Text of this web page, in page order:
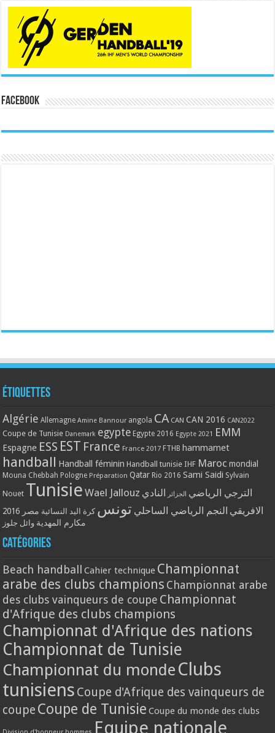
Facebook
Étiquettes
Algérie Allemagne Amine Bannour angola CA CAN CAN 2016 CAN2022
Coupe de Tunisie Danemark egypte Egypte 2016 Egypte 2021 EMM
Espagne ESS EST France France 2017 FTHB hammamet
handball Handball féminin Handball tunisie IHF Maroc mondial
Mouna Chebbah Pologne Préparation Qatar Rio 2016 Sami Saidi Sylvain
Nouet Tunisie Wael Jallouz الترجي الرياضي الجزائر النادي
الافريقي النجم الرياضي الساحلي تونس كرة اليد النسائية مصر 2016
مكارم المهدية وائل جلوز
Catégories
Beach handball Cahier technique Championnat
arabe des clubs champions Championnat arabe
des clubs vainqueurs de coupe Championnat
d'Afrique des clubs champions
Championnat d'Afrique des nations
Championnat de Tunisie
Championnat du monde Clubs
tunisiens Coupe d'Afrique des vainqueurs de
coupe Coupe de Tunisie Coupe du monde des clubs
Equipe nationale